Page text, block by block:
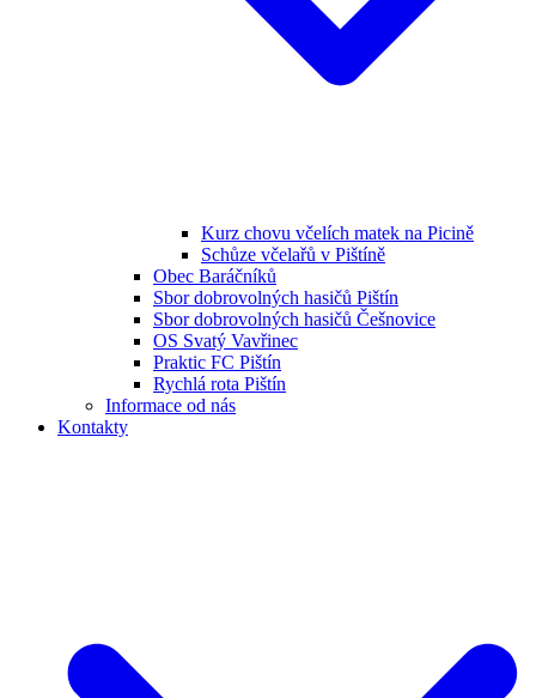
Kurz chovu včelích matek na Picině
Schůze včelařů v Pištíně
Obec Baráčníků
Sbor dobrovolných hasičů Pištín
Sbor dobrovolných hasičů Češnovice
OS Svatý Vavřinec
Praktic FC Pištín
Rychlá rota Pištín
Informace od nás
Kontakty